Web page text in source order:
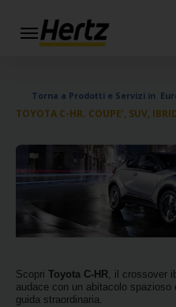
Menu
Modifica/Cancella
Agenzie
Offerte
Iscriviti
Gratis
IT/IT
Torna a Prodotti e Servizi in
TOYOTA C-HR. COUPE’, SUV,
Scopri Toyota C-HR, il crossover
audace con un abitacolo
guida straordinaria.